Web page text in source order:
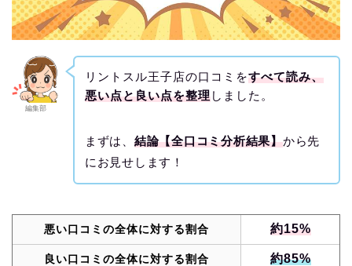
編集部
リントスル王子店の口コミをすべて読み、
悪い点と良い点を整理しました。
まずは、 結論【全口コミ分析結果】から先
にお見せします！
悪い口コミの全体に対する割合 約15%
良い口コミの全体に対する割合 約85%